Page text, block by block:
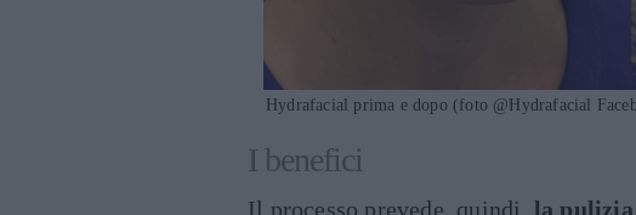
Hydrafacial prima e dopo (foto @Hydrafacial
I benefici
Il processo prevede, quindi, la